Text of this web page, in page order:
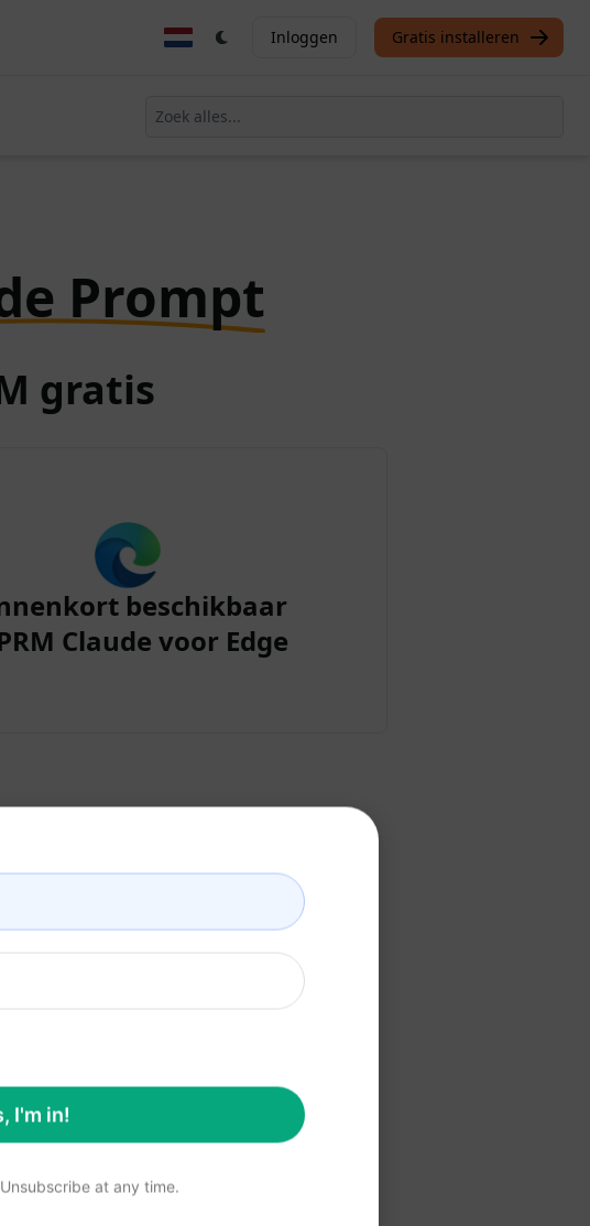
Inloggen Gratis installeren
Prompt
gratis
beschikbaar
Claude voor Edge
aan
aanmaakt
Claude
I'm in!
at any time.